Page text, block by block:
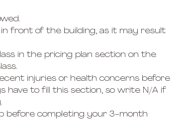
in front of the building, as it may result
in the pricing plan section on the
injuries or health concerns before
have to fill this section, so write N/A if
before completing your 3-month